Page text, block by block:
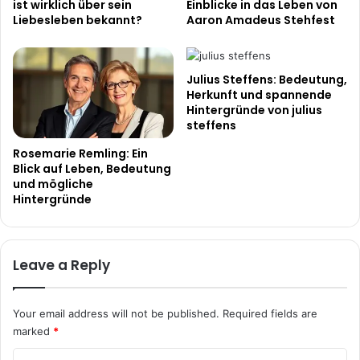
ist wirklich über sein
Liebesleben bekannt?
Einblicke in das Leben von
Aaron Amadeus Stehfest
Rosemarie Remling: Ein
Blick auf Leben, Bedeutung
und mögliche
Hintergründe
Julius Steffens: Bedeutung,
Herkunft und spannende
Hintergründe von julius
steffens
Leave a Reply
Your email address will not be published. Required fields are
marked *